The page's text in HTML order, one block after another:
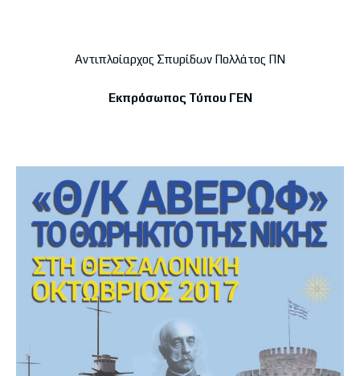
Αντιπλοίαρχος Σπυρίδων Πολλάτος ΠΝ
Εκπρόσωπος Τύπου ΓΕΝ